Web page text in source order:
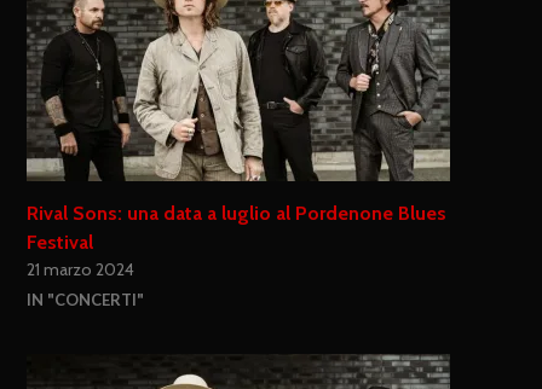
Rival Sons: una data a luglio al Pordenone Blues
Festival
21 marzo 2024
IN "CONCERTI"